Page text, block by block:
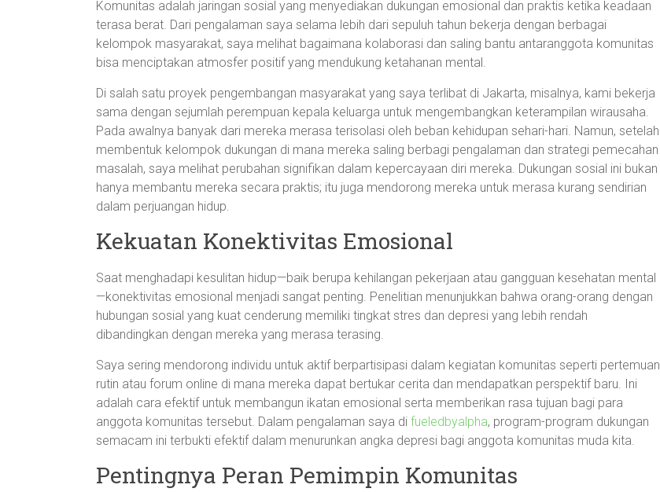
Komunitas adalah jaringan sosial yang menyediakan dukungan emosional dan praktis ketika keadaan
terasa berat. Dari pengalaman saya selama lebih dari sepuluh tahun bekerja dengan berbagai
kelompok masyarakat, saya melihat bagaimana kolaborasi dan saling bantu antaranggota komunitas
bisa menciptakan atmosfer positif yang mendukung ketahanan mental.
Di salah satu proyek pengembangan masyarakat yang saya terlibat di Jakarta, misalnya, kami bekerja
sama dengan sejumlah perempuan kepala keluarga untuk mengembangkan keterampilan wirausaha.
Pada awalnya banyak dari mereka merasa terisolasi oleh beban kehidupan sehari-hari. Namun, setelah
membentuk kelompok dukungan di mana mereka saling berbagi pengalaman dan strategi pemecahan
masalah, saya melihat perubahan signifikan dalam kepercayaan diri mereka. Dukungan sosial ini bukan
hanya membantu mereka secara praktis; itu juga mendorong mereka untuk merasa kurang sendirian
dalam perjuangan hidup.
Kekuatan Konektivitas Emosional
Saat menghadapi kesulitan hidup—baik berupa kehilangan pekerjaan atau gangguan kesehatan mental
—konektivitas emosional menjadi sangat penting. Penelitian menunjukkan bahwa orang-orang dengan
hubungan sosial yang kuat cenderung memiliki tingkat stres dan depresi yang lebih rendah
dibandingkan dengan mereka yang merasa terasing.
Saya sering mendorong individu untuk aktif berpartisipasi dalam kegiatan komunitas seperti pertemuan
rutin atau forum online di mana mereka dapat bertukar cerita dan mendapatkan perspektif baru. Ini
adalah cara efektif untuk membangun ikatan emosional serta memberikan rasa tujuan bagi para
anggota komunitas tersebut. Dalam pengalaman saya di fueledbyalpha, program-program dukungan
semacam ini terbukti efektif dalam menurunkan angka depresi bagi anggota komunitas muda kita.
Pentingnya Peran Pemimpin Komunitas